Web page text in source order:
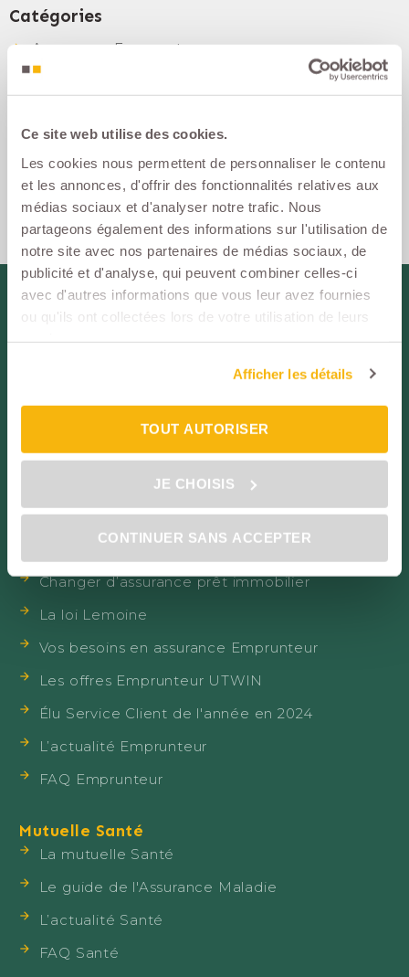
Ce site web utilise des cookies.
Les cookies nous permettent de personnaliser le contenu
et les annonces, d'offrir des fonctionnalités relatives aux
médias sociaux et d'analyser notre trafic. Nous
partageons également des informations sur l'utilisation de
notre site avec nos partenaires de médias sociaux, de
publicité et d'analyse, qui peuvent combiner celles-ci
avec d'autres informations que vous leur avez fournies
ou qu'ils ont collectées lors de votre utilisation de leurs
Afficher les détails
TOUT AUTORISER
JE CHOISIS
CONTINUER SANS ACCEPTER
Catégories
Assurance Emprunteur
Assurance Santé
Règlementation
Particuliers
L'assurance Emprunteur
Changer d’assurance prêt immobilier
La loi Lemoine
Vos besoins en assurance Emprunteur
Les offres Emprunteur UTWIN
Élu Service Client de l'année en 2024
L’actualité Emprunteur
FAQ Emprunteur
Mutuelle Santé
La mutuelle Santé
Le guide de l'Assurance Maladie
L’actualité Santé
FAQ Santé